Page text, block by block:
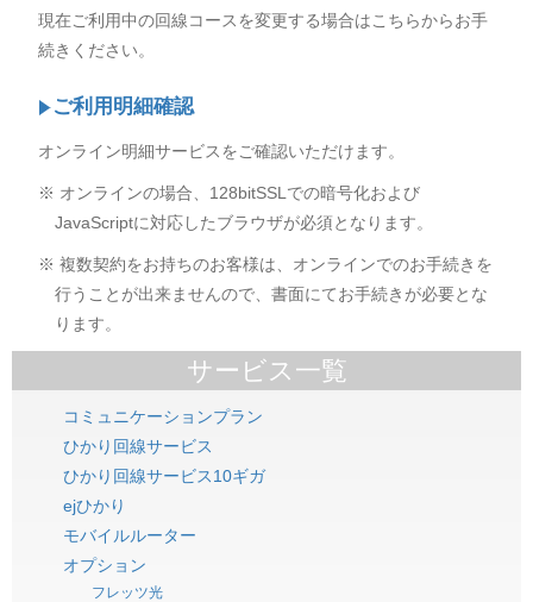
現在ご利用中の回線コースを変更する場合はこちらからお手
続きください。
ご利用明細確認
オンライン明細サービスをご確認いただけます。
※ オンラインの場合、128bitSSLでの暗号化および
JavaScriptに対応したブラウザが必須となります。
※ 複数契約をお持ちのお客様は、オンラインでのお手続きを
行うことが出来ませんので、書面にてお手続きが必要とな
ります。
サービス一覧
コミュニケーションプラン
ひかり回線サービス
ひかり回線サービス10ギガ
ejひかり
モバイルルーター
オプション
フレッツ光